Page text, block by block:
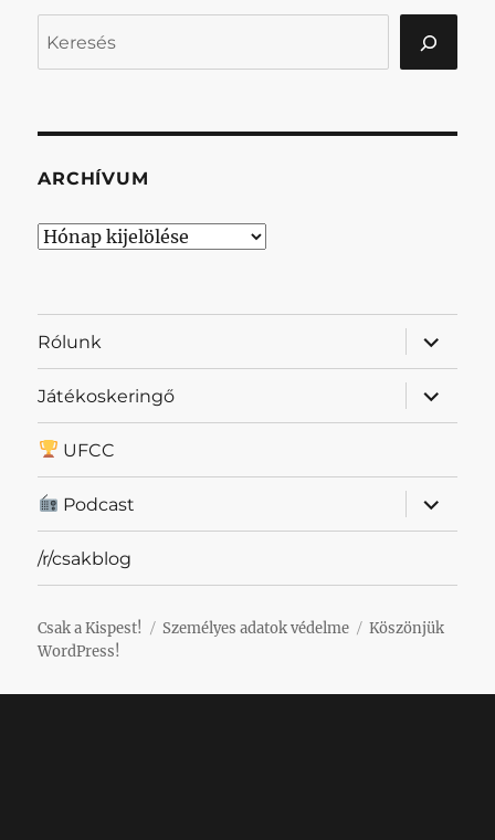
ARCHÍVUM
Archívum
Rólunk
almenü
Játékoskeringő
almenü
UFCC
Podcast
almenü
/r/csakblog
Csak a Kispest! Személyes adatok védelme
Köszönjük
WordPress!